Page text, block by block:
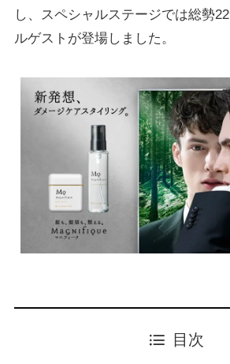
し、スペシャルステージでは総勢
ルゲストが登場しました。
目次